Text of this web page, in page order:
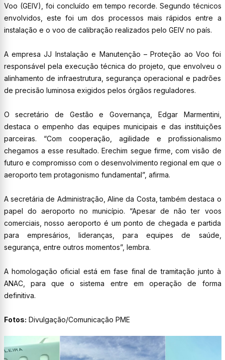
Voo (GEIV), foi concluído em tempo recorde. Segundo técnicos
envolvidos, este foi um dos processos mais rápidos entre a
instalação e o voo de calibração realizados pelo GEIV no país.
A empresa JJ Instalação e Manutenção – Proteção ao Voo foi
responsável pela execução técnica do projeto, que envolveu o
alinhamento de infraestrutura, segurança operacional e padrões
de precisão luminosa exigidos pelos órgãos reguladores.
O secretário de Gestão e Governança, Edgar Marmentini,
destaca o empenho das equipes municipais e das instituições
parceiras. “Com cooperação, agilidade e profissionalismo
chegamos a esse resultado. Erechim segue firme, com visão de
futuro e compromisso com o desenvolvimento regional em que o
aeroporto tem protagonismo fundamental”, afirma.
A secretária de Administração, Aline da Costa, também destaca o
papel do aeroporto no município. “Apesar de não ter voos
comerciais, nosso aeroporto é um ponto de chegada e partida
para empresários, lideranças, para equipes de saúde,
segurança, entre outros momentos”, lembra.
A homologação oficial está em fase final de tramitação junto à
ANAC, para que o sistema entre em operação de forma
definitiva.
Fotos: Divulgação/Comunicação PME